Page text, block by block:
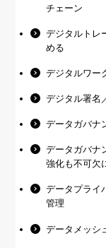
チェーン
デジタルトレ
める
デジタルワー
デジタル署名
データガバナ
データガバナ
強化も不可欠
データプライ
管理
データメッシ